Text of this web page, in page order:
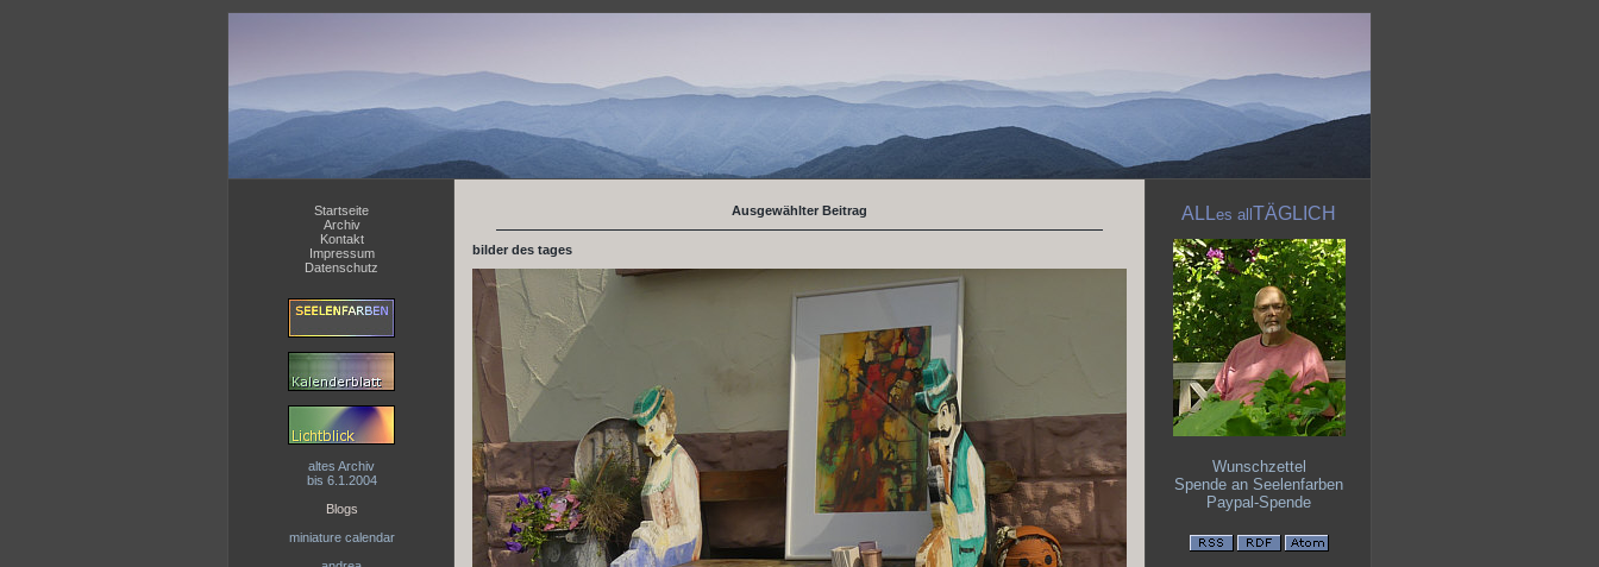
Startseite
Archiv
Kontakt
Impressum
Datenschutz
altes Archiv
bis 6.1.2004
Blogs
miniature calendar
Ausgewählter Beitrag
bilder des tages
ALLes all TÄGLICH
Wunschzettel
Spende an Seelenfarben
Paypal-Spende